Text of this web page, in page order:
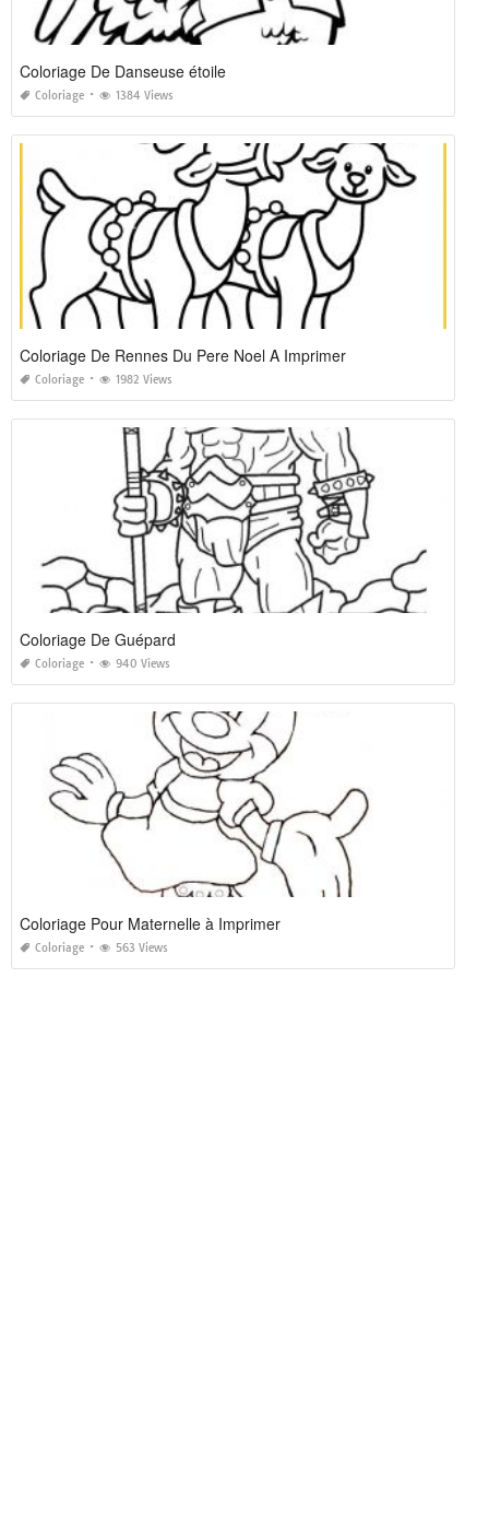
Coloriage De Danseuse étoile
Coloriage 1384 Views
Coloriage De Rennes Du Pere Noel A Imprimer
Coloriage 1982 Views
Coloriage De Guépard
Coloriage 940 Views
Coloriage Pour Maternelle à Imprimer
Coloriage 563 Views